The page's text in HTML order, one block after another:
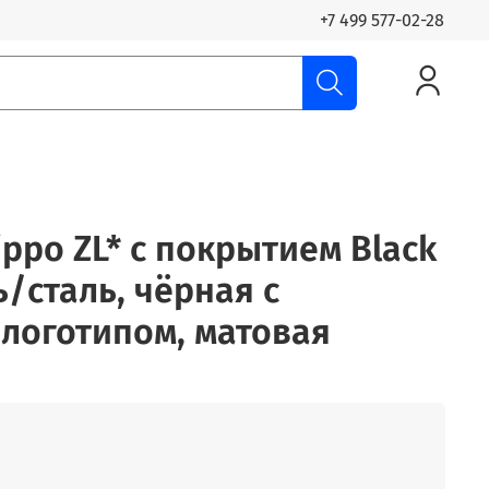
+7 499 577-02-28
ZL* с покрытием Black
сталь, чёрная с
матовая